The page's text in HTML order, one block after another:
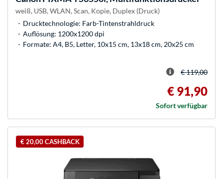
weiß, USB, WLAN, Scan, Kopie, Duplex (Druck)
Drucktechnologie: Farb-Tintenstrahldruck
Auflösung: 1200x1200 dpi
Formate: A4, B5, Letter, 10x15 cm, 13x18 cm, 20x25 cm
€ 119,00
€ 91,90
Sofort verfügbar
€ 20,00 CASHBACK